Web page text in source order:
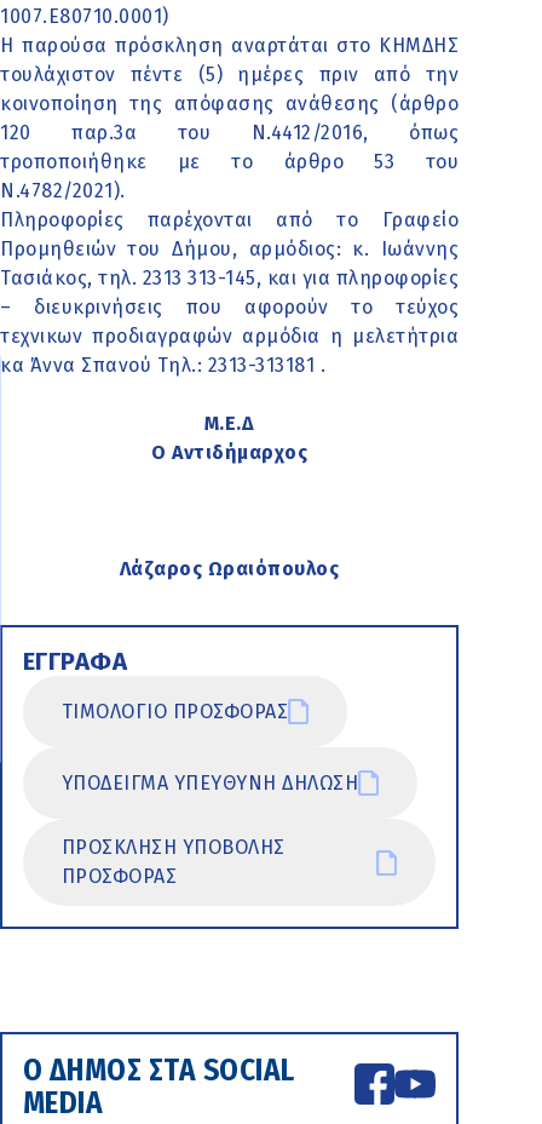
1007.Ε80710.0001)
Η παρούσα πρόσκληση αναρτάται στο ΚΗΜΔΗΣ
τουλάχιστον πέντε (5) ημέρες πριν από την
κοινοποίηση της απόφασης ανάθεσης (άρθρο
120 παρ.3α του Ν.4412/2016, όπως
τροποποιήθηκε με το άρθρο 53 του
Ν.4782/2021).
Πληροφορίες παρέχονται από το Γραφείο
Προμηθειών του Δήμου, αρμόδιος: κ. Ιωάννης
Τασιάκος, τηλ. 2313 313-145, και για πληροφορίες
– διευκρινήσεις που αφορούν το τεύχος
τεχνικων προδιαγραφών αρμόδια η μελετήτρια
κα Άννα Σπανού Τηλ.: 2313-313181 .
Μ.Ε.Δ
Ο Αντιδήμαρχος
Λάζαρος Ωραιόπουλος
ΕΓΓΡΑΦΑ
ΤΙΜΟΛΟΓΙΟ ΠΡΟΣΦΟΡΑΣ
ΥΠΟΔΕΙΓΜΑ ΥΠΕΥΘΥΝΗ ΔΗΛΩΣΗ
ΠΡΟΣΚΛΗΣΗ ΥΠΟΒΟΛΗΣ
ΠΡΟΣΦΟΡΑΣ
Ο ΔΗΜΟΣ ΣΤΑ SOCIAL
MEDIA